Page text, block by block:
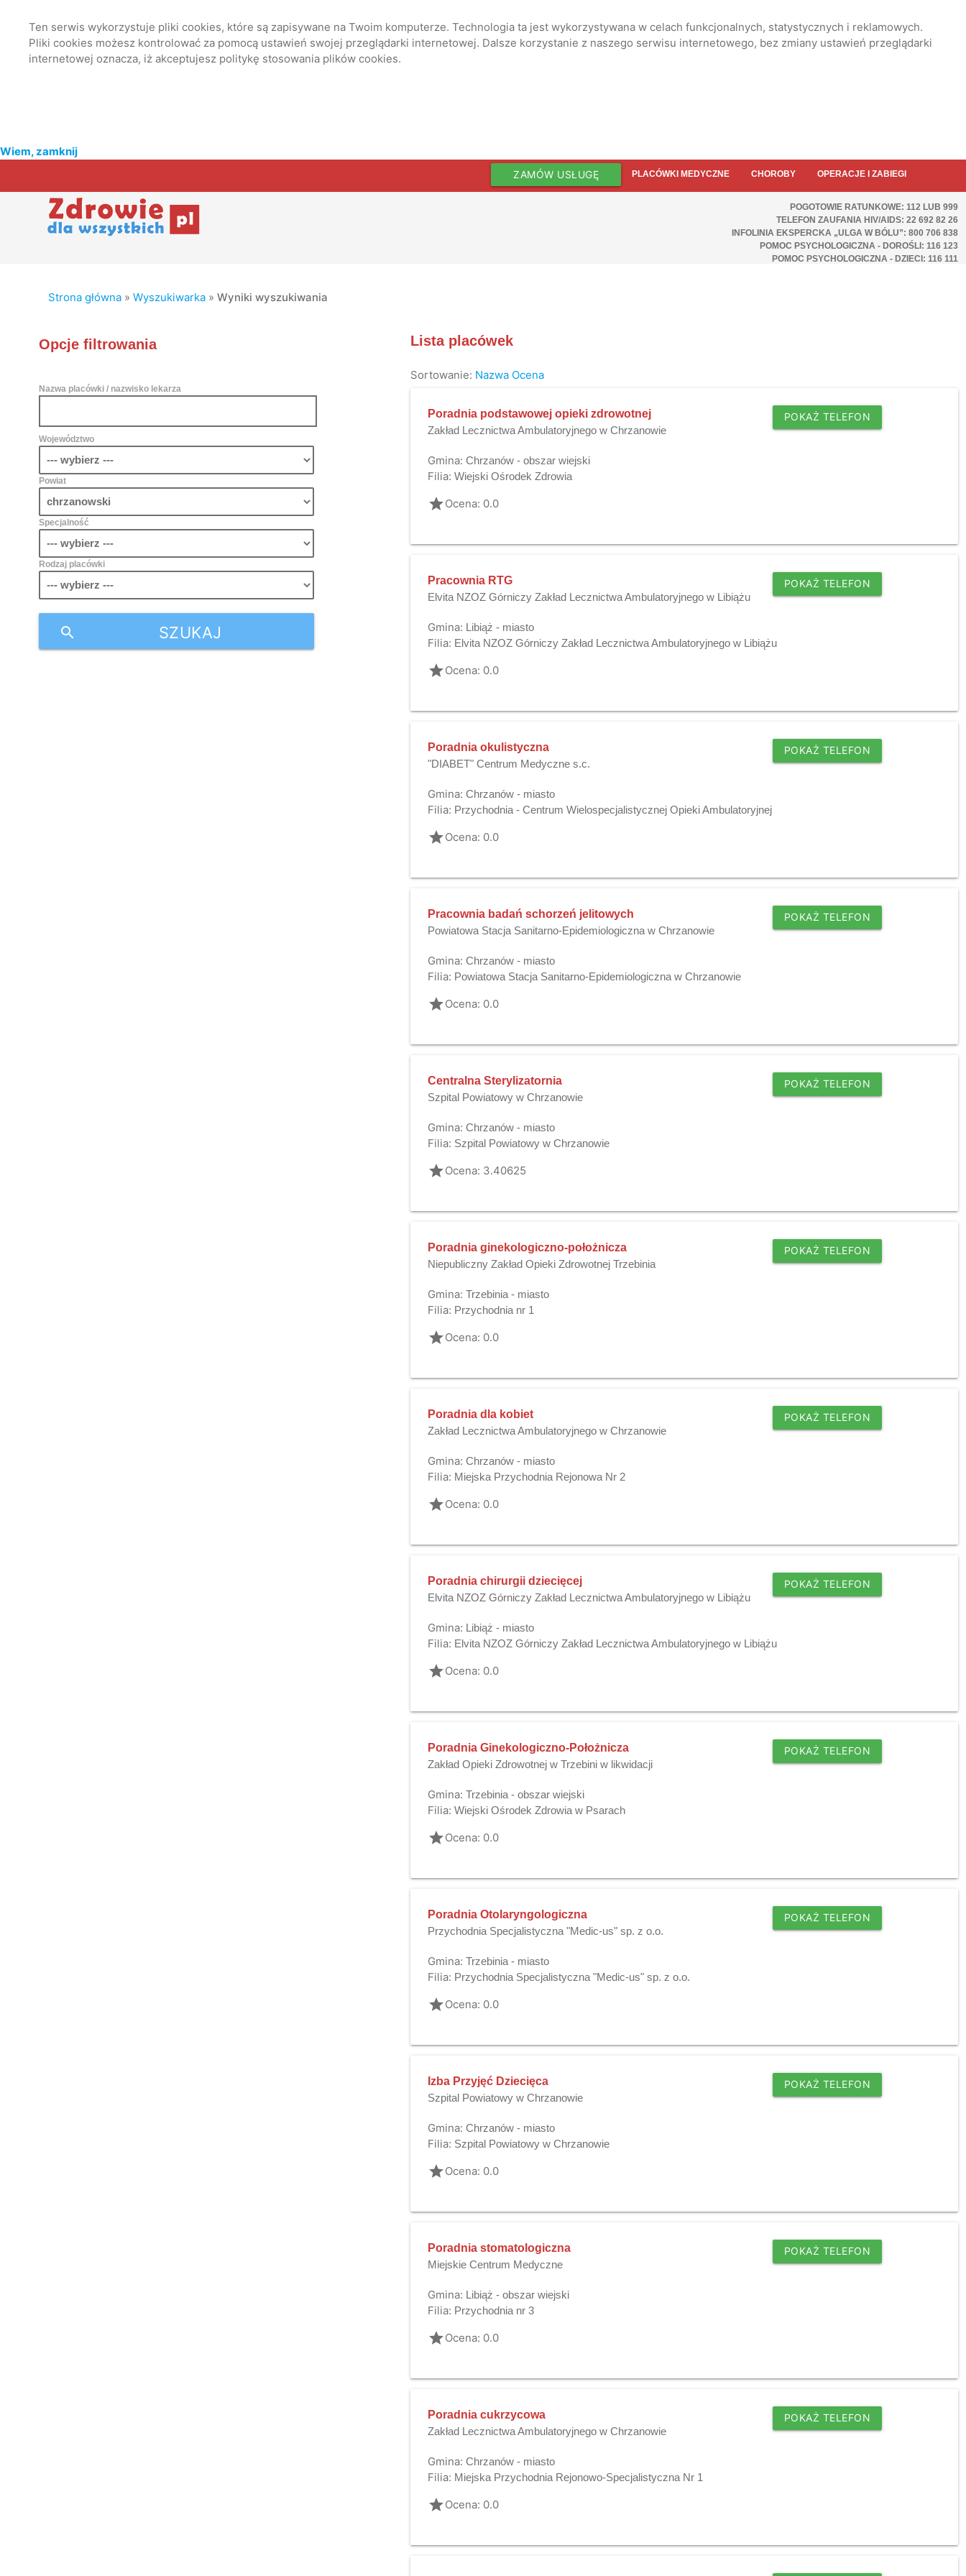
Ten serwis wykorzystuje pliki cookies, które są zapisywane na Twoim komputerze. Technologia ta jest wykorzystywana w celach funkcjonalnych, statystycznych i reklamowych.
Pliki cookies możesz kontrolować za pomocą ustawień swojej przeglądarki internetowej. Dalsze korzystanie z naszego serwisu internetowego, bez zmiany ustawień przeglądarki
internetowej oznacza, iż akceptujesz politykę stosowania plików cookies.
Wiem, zamknij
ZAMÓW USŁUGĘ PLACÓWKI MEDYCZNE CHOROBY OPERACJE I ZABIEGI
POGOTOWIE RATUNKOWE: 112 LUB 999
TELEFON ZAUFANIA HIV/AIDS: 22 692 82 26
INFOLINIA EKSPERCKA „ULGA W BÓLU”: 800 706 838
POMOC PSYCHOLOGICZNA - DOROŚLI: 116 123
POMOC PSYCHOLOGICZNA - DZIECI: 116 111
Strona główna »Wyszukiwarka »Wyniki wyszukiwania
Opcje filtrowania
Nazwa placówki / nazwisko lekarza
Województwo
Powiat
Specjalność
Rodzaj placówki
SZUKAJ
search
Lista placówek
Sortowanie: Nazwa Ocena
Poradnia podstawowej opieki zdrowotnej
Zakład Lecznictwa Ambulatoryjnego w Chrzanowie
POKAŻ TELEFON
Gmina: Chrzanów - obszar wiejski
Filia: Wiejski Ośrodek Zdrowia
gradeOcena: 0.0
Pracownia RTG
Elvita NZOZ Górniczy Zakład Lecznictwa Ambulatoryjnego w Libiążu
POKAŻ TELEFON
Gmina: Libiąż - miasto
Filia: Elvita NZOZ Górniczy Zakład Lecznictwa Ambulatoryjnego w Libiążu
gradeOcena: 0.0
Poradnia okulistyczna
"DIABET" Centrum Medyczne s.c.
POKAŻ TELEFON
Gmina: Chrzanów - miasto
Filia: Przychodnia - Centrum Wielospecjalistycznej Opieki Ambulatoryjnej
gradeOcena: 0.0
Pracownia badań schorzeń jelitowych
Powiatowa Stacja Sanitarno-Epidemiologiczna w Chrzanowie
POKAŻ TELEFON
Gmina: Chrzanów - miasto
Filia: Powiatowa Stacja Sanitarno-Epidemiologiczna w Chrzanowie
gradeOcena: 0.0
Centralna Sterylizatornia
Szpital Powiatowy w Chrzanowie
POKAŻ TELEFON
Gmina: Chrzanów - miasto
Filia: Szpital Powiatowy w Chrzanowie
gradeOcena: 3.40625
Poradnia ginekologiczno-położnicza
Niepubliczny Zakład Opieki Zdrowotnej Trzebinia
POKAŻ TELEFON
Gmina: Trzebinia - miasto
Filia: Przychodnia nr 1
gradeOcena: 0.0
Poradnia dla kobiet
Zakład Lecznictwa Ambulatoryjnego w Chrzanowie
POKAŻ TELEFON
Gmina: Chrzanów - miasto
Filia: Miejska Przychodnia Rejonowa Nr 2
gradeOcena: 0.0
Poradnia chirurgii dziecięcej
Elvita NZOZ Górniczy Zakład Lecznictwa Ambulatoryjnego w Libiążu
POKAŻ TELEFON
Gmina: Libiąż - miasto
Filia: Elvita NZOZ Górniczy Zakład Lecznictwa Ambulatoryjnego w Libiążu
gradeOcena: 0.0
Poradnia Ginekologiczno-Położnicza
Zakład Opieki Zdrowotnej w Trzebini w likwidacji
POKAŻ TELEFON
Gmina: Trzebinia - obszar wiejski
Filia: Wiejski Ośrodek Zdrowia w Psarach
gradeOcena: 0.0
Poradnia Otolaryngologiczna
Przychodnia Specjalistyczna "Medic-us" sp. z o.o.
POKAŻ TELEFON
Gmina: Trzebinia - miasto
Filia: Przychodnia Specjalistyczna "Medic-us" sp. z o.o.
gradeOcena: 0.0
Izba Przyjęć Dziecięca
Szpital Powiatowy w Chrzanowie
POKAŻ TELEFON
Gmina: Chrzanów - miasto
Filia: Szpital Powiatowy w Chrzanowie
gradeOcena: 0.0
Poradnia stomatologiczna
Miejskie Centrum Medyczne
POKAŻ TELEFON
Gmina: Libiąż - obszar wiejski
Filia: Przychodnia nr 3
gradeOcena: 0.0
Poradnia cukrzycowa
Zakład Lecznictwa Ambulatoryjnego w Chrzanowie
POKAŻ TELEFON
Gmina: Chrzanów - miasto
Filia: Miejska Przychodnia Rejonowo-Specjalistyczna Nr 1
gradeOcena: 0.0